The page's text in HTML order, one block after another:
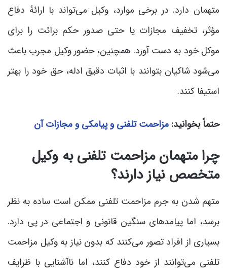
متهمان دارد. در برخی موارد، وکیل می‌تواند با ارائۀ دفاع
مؤثر، تخفیف مجازات یا حتی صدور حکم برائت را برای
موکل خود به دست آورد. همچنین، حضور وکیل مجرب باعث
می‌شود شاکیان بتوانند با اثبات دقیق ادله، حق خود را بهتر
استیفا کنند.
حتماً بخوانید: مزاحمت تلفنی و پیامکی و مجازات آن
چرا متهمان مزاحمت تلفنی به وکیل
متخصص نیاز دارند؟
متهم شدن به جرم مزاحمت تلفنی ممکن است ساده به نظر
برسد، اما پیامدهای سنگین قانونی و اجتماعی در پی دارد.
بسیاری از افراد تصور می‌کنند که بدون نیاز به وکیل مزاحمت
تلفنی می‌توانند از خود دفاع کنند، اما ناآشنایی با ظرایف